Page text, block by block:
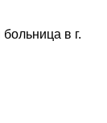
в г.